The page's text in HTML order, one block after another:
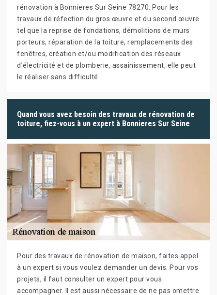
rénovation à Bonnieres Sur Seine 78270. Pour les
travaux de réfection du gros œuvre et du second œuvre
tel que la reprise de fondations, démolitions de murs
porteurs, réparation de la toiture, remplacements des
fenêtres, création et/ou modification des réseaux
d’électricité et de plomberie, assainissement, elle peut
le réaliser sans difficulté.
Quand vous avez besoin des travaux de rénovation de
toiture, fiez-vous à un expert à Bonnieres Sur Seine
Pour des travaux de rénovation de maison, faites appel
à un expert si vous voulez demander un devis. Pour vos
projets, il faut consulter un expert pour vous
accompagner. Il est aussi nécessaire de ne pas omettre